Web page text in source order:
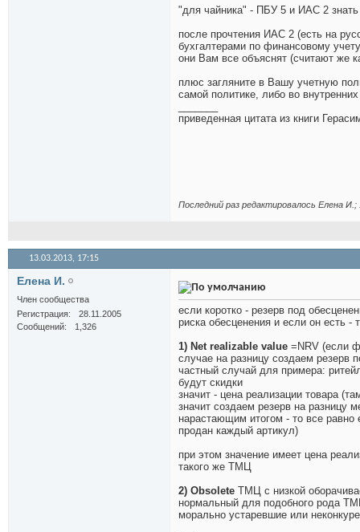
"для чайника" - ПБУ 5 и ИАС 2
после прочтения ИАС 2 (есть на
бухгалтерами по финансовому учету
они Вам все объяснят (считают же
плюс загляните в Вашу учетную
самой политике, либо во
приведенная цитата из книги
Последний раз редактировалось Елена И.;
13.03.2013, 17:15
Елена И.
Член сообщества
Регистрация
28.11.2005
Сообщений
1,326
если коротко - резерв под
риска обесценения и если он есть
1) Net realizable value =NRV (если
случае на разницу создаем резерв
частный случай для примера:
будут скидки
значит - цена реализации товара
значит создаем резерв на разницу
нарастающим итогом - то все равно
продан каждый артикул)
при этом значение имеет цена
такого же ТМЦ
2) Obsolete ТМЦ с низкой
нормальный для подобного рода
морально устаревшие или